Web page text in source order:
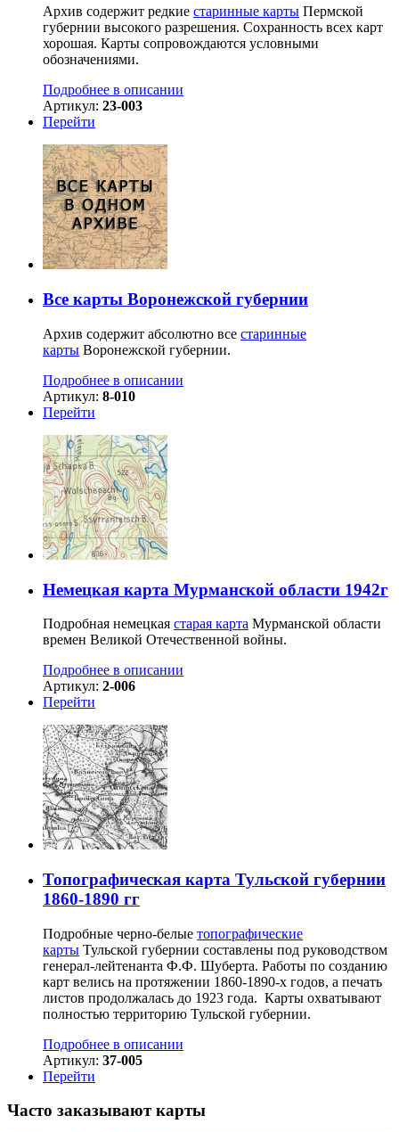
Архив содержит редкие старинные карты Пермской
губернии высокого разрешения. Сохранность всех карт
хорошая. Карты сопровождаются условными
обозначениями.
Подробнее в описании
Артикул: 23-003
Перейти
Все карты Воронежской губернии
Архив содержит абсолютно все старинные
карты Воронежской губернии.
Подробнее в описании
Артикул: 8-010
Перейти
Немецкая карта Мурманской области 1942г
Подробная немецкая старая карта Мурманской области
времен Великой Отечественной войны.
Подробнее в описании
Артикул: 2-006
Перейти
Топографическая карта Тульской губернии
1860-1890 гг
Подробные черно-белые топографические
карты Тульской губернии составлены под руководством
генерал-лейтенанта Ф.Ф. Шуберта. Работы по созданию
карт велись на протяжении 1860-1890-х годов, а печать
листов продолжалась до 1923 года. Карты охватывают
полностью территорию Тульской губернии.
Подробнее в описании
Артикул: 37-005
Перейти
Часто заказывают карты